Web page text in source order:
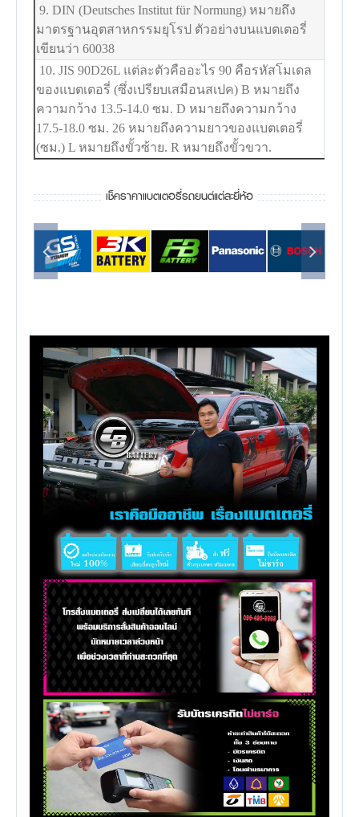
9. DIN (Deutsches Institut für Normung) หมายถึง
มาตรฐานอุตสาหกรรมยุโรป ตัวอย่างบนแบตเตอรี่
เขียนว่า 60038
10. JIS 90D26L แต่ละตัวคืออะไร 90 คือรหัสโมเดล
ของแบตเตอรี่ (ซึ่งเปรียบเสมือนสเปค) B หมายถึง
ความกว้าง 13.5-14.0 ซม. D หมายถึงความกว้าง
17.5-18.0 ซม. 26 หมายถึงความยาวของแบตเตอรี่
(ซม.) L หมายถึงขั้วซ้าย. R หมายถึงขั้วขวา.
เช็คราคาแบตเตอรี่รถยนต์แต่ละยี่ห้อ